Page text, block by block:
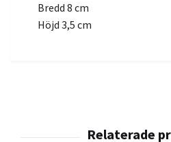
Bredd 8 cm
Höjd 3,5 cm